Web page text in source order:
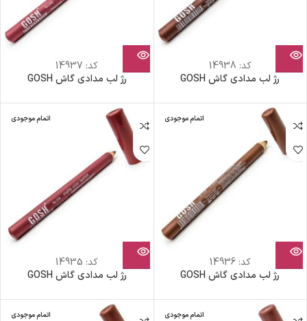
کد: 14938
رژ لب مدادی گاش GOSH
کد: 14937
رژ لب مدادی گاش GOSH
اتمام موجودی
کد:14936
رژ لب مدادی گاش GOSH
اتمام موجودی
کد: 14935
رژ لب مدادی گاش GOSH
اتمام موجودی اتمام موجودی